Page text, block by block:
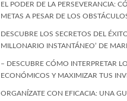
EL PODER DE LA PERSEVERANCIA:
METAS A PESAR DE LOS
DESCUBRE LOS SECRETOS DEL
MILLONARIO INSTANTÁNEO’ DE
– DESCUBRE CÓMO INTERPRETAR
ECONÓMICOS Y MAXIMIZAR TUS
ORGANÍZATE CON EFICACIA: UNA